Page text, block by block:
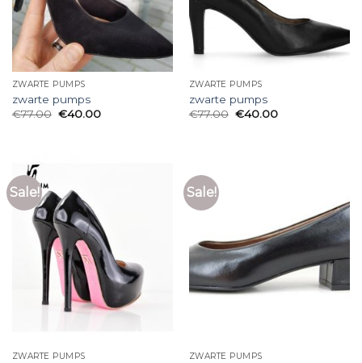
ZWARTE PUMPS
zwarte pumps
€77.00 €40.00
ZWARTE PUMPS
zwarte pumps
€77.00 €40.00
Sale!
ZWARTE PUMPS
Sale!
ZWARTE PUMPS